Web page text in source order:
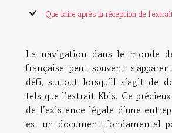
Que faire après la réception de
La navigation dans le monde
française peut souvent
défi, surtout lorsqu’il s’agit de
tels que l’extrait Kbis. Ce
de l’existence légale d’une
est un document fondamental